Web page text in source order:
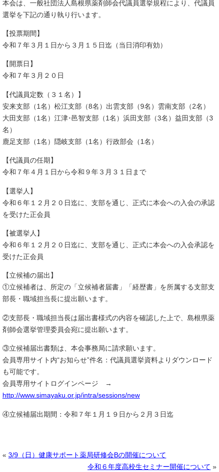
本会は、一般社団法人島根県薬剤師会代議員選挙規程により、代議員
選挙を下記の通り執り行います。
【投票期間】
令和７年３月１日から３月１５日迄（当日消印有効）
【開票日】
令和７年３月２０日
【代議員定数（３１名）】
安来支部（1名）松江支部（8名）出雲支部（9名）雲南支部（2名）
大田支部（1名）江津･邑智支部（1名）浜田支部（3名）益田支部（3
名）
鹿足支部（1名）隠岐支部（1名）行政部会（1名）
【代議員の任期】
令和７年４月１日から令和９年３月３１日まで
【選挙人】
令和６年１２月２０日迄に、支部を通じ、正式に本会への入会の承認
を受けた正会員
【被選挙人】
令和６年１２月２０日迄に、支部を通じ、正式に本会への入会承認を
受けた正会員
【立候補の届出】
①立候補者は、所定の「立候補者届書」「経歴書」を所属する支部支
部長・職域担当長に提出願います。
②支部長・職域担当長は届出書様式の内容を確認した上で、島根県薬
剤師会選挙管理委員会宛に提出願います。
③立候補届出書類は、本会事務局に請求願います。
会員専用サイト内“お知らせ”件名：代議員選挙資料よりダウンロード
も可能です。
会員専用サイトログインページ →
http://www.simayaku.or.jp/intra/sessions/new
④立候補届出期間：令和７年１月１９日から２月３日迄
« 3/9（日）健康サポート薬局研修会Bの開催について
令和６年度高校生セミナー開催について »